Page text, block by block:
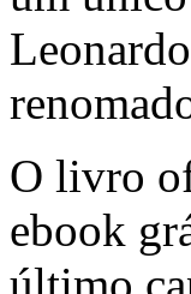
O livro
ebook